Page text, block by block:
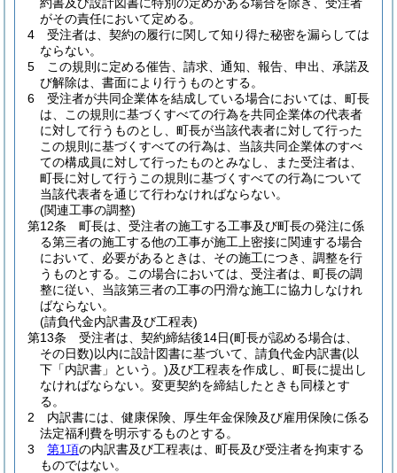
がその責任において定める。
4
受注者は、契約の履行に関して知り得た秘密を漏らしては
ならない。
5
この規則に定める催告、請求、通知、報告、申出、承諾及
び解除は、書面により行うものとする。
6
受注者が共同企業体を結成している場合においては、町長
は、この規則に基づくすべての行為を共同企業体の代表者
に対して行うものとし、町長が当該代表者に対して行った
この規則に基づくすべての行為は、当該共同企業体のすべ
ての構成員に対して行ったものとみなし、また受注者は、
町長に対して行うこの規則に基づくすべての行為について
当該代表者を通じて行わなければならない。
(関連工事の調整)
第12条
町長は、受注者の施工する工事及び町長の発注に係
る第三者の施工する他の工事が施工上密接に関連する場合
において、必要があるときは、その施工につき、調整を行
うものとする。
この場合においては、受注者は、町長の調
整に従い、当該第三者の工事の円滑な施工に協力しなけれ
ばならない。
(請負代金内訳書及び工程表)
第13条
受注者は、契約締結後14日(町長が認める場合は、
その日数)以内に設計図書に基づいて、請負代金内訳書(以
下「内訳書」という。)及び工程表を作成し、町長に提出し
なければならない。 変更契約を締結したときも同様とす
る。
2
内訳書には、健康保険、厚生年金保険及び雇用保険に係る
法定福利費を明示するものとする。
3
第1項の内訳書及び工程表は、町長及び受注者を拘束する
ものではない。